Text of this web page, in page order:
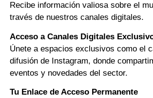
Recibe información valiosa sobre el
través de nuestros canales digitales.
Acceso a Canales Digitales
Únete a espacios exclusivos como el
difusión de Instagram, donde
eventos y novedades del sector.
Tu Enlace de Acceso Permanente